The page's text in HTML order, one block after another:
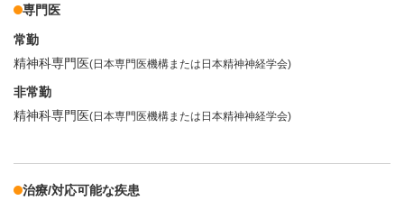
専門医
常勤
精神科専門医(日本専門医機構または日本精神神経学会)
非常勤
精神科専門医(日本専門医機構または日本精神神経学会)
治療/対応可能な疾患